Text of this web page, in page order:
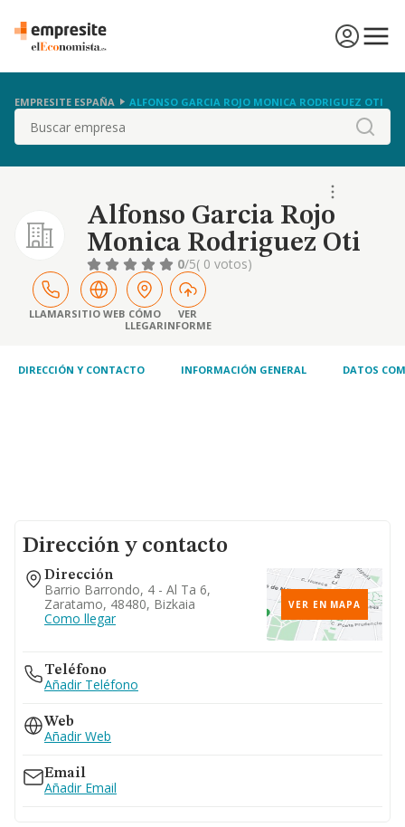
EMPRESITE ESPAÑA ALFONSO GARCIA ROJO MONICA RODRIGUEZ OTI
Buscar
Alfonso Garcia Rojo
Monica Rodriguez Oti
0/5( 0 votos)
LLAMARSITIO WEB CÓMO
LLEGAR
VER
INFORME
DIRECCIÓN Y CONTACTO INFORMACIÓN GENERAL DATOS
Dirección y contacto
Dirección
Barrio Barrondo, 4 - Al Ta 6,
Zaratamo, 48480, Bizkaia
Como llegar
VER EN MAPA
Teléfono
Añadir Teléfono
Web
Añadir Web
Email
Añadir Email